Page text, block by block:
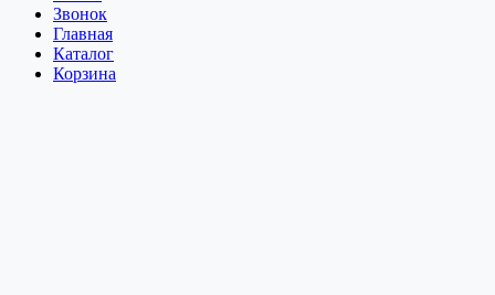
Звонок
Главная
Каталог
Корзина